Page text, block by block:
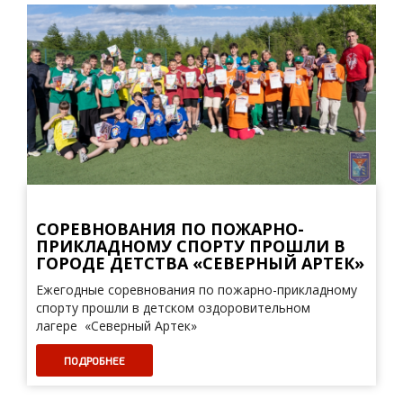
СОРЕВНОВАНИЯ ПО ПОЖАРНО-
ПРИКЛАДНОМУ СПОРТУ ПРОШЛИ В
ГОРОДЕ ДЕТСТВА «СЕВЕРНЫЙ АРТЕК»
Ежегодные соревнования по пожарно-прикладному
спорту прошли в детском оздоровительном
лагере «Северный Артек»
ПОДРОБНЕЕ